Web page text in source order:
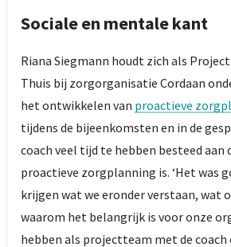
Sociale en mentale kant
Riana Siegmann houdt zich als
Thuis bij zorgorganisatie Cordaan
het ontwikkelen van proactieve
tijdens de bijeenkomsten en in de
coach veel tijd te hebben besteed aan
proactieve zorgplanning is. ‘Het was
krijgen wat we eronder verstaan, wat
waarom het belangrijk is voor onze
hebben als projectteam met de coach